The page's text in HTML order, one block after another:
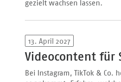
gezielt wachsen lassen.
13. April 2027
Videocontent für
Bei Instagram, TikTok &